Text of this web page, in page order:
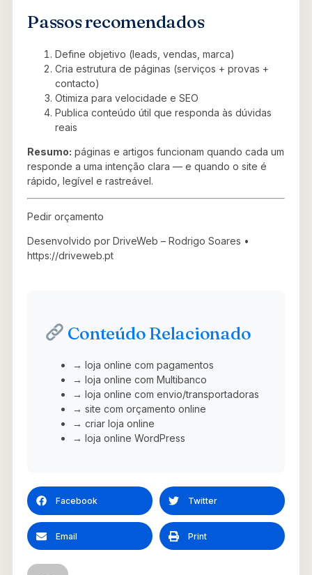
Passos recomendados
Define objetivo (leads, vendas, marca)
Cria estrutura de páginas (serviços + provas +
contacto)
Otimiza para velocidade e SEO
Publica conteúdo útil que responda às dúvidas
reais
Resumo: páginas e artigos funcionam quando cada um
responde a uma intenção clara — e quando o site é
rápido, legível e rastreável.
Pedir orçamento
Desenvolvido por DriveWeb – Rodrigo Soares •
https://driveweb.pt
Conteúdo Relacionado
→ loja online com pagamentos
→ loja online com Multibanco
→ loja online com envio/transportadoras
→ site com orçamento online
→ criar loja online
→ loja online WordPress
Facebook Twitter
Email Print